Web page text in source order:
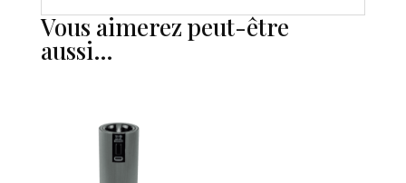
Vous aimerez peut-être
aussi…